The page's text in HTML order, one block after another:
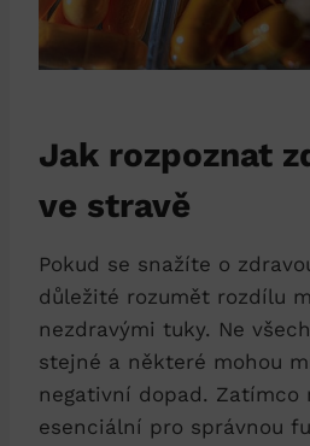
Jak rozpoznat
ve stravě
Pokud se snažíte o
důležité rozumět rozdílu
nezdravými tuky. Ne
stejné a některé mohou
negativní dopad. Zatímco
esenciální pro správnou